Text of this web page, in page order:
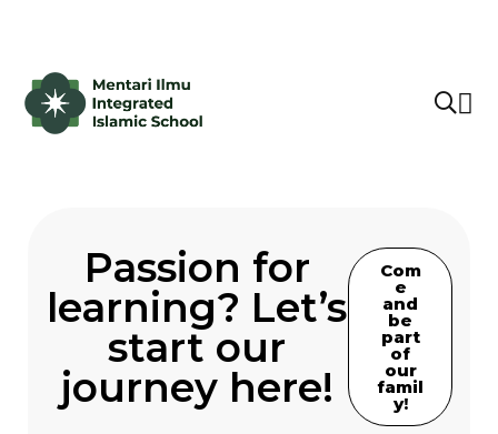
Passion for
learning? Let’s
start our
journey here!
Com
e
and
be
part
of
our
famil
y!